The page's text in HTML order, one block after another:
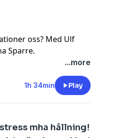
oss? Med Ulf
Sparre.
...more
1h 34min Play
mha hållning!